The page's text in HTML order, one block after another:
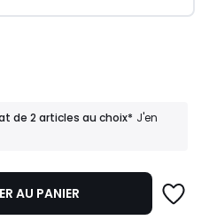
de 2 articles au choix* J'en
AU PANIER